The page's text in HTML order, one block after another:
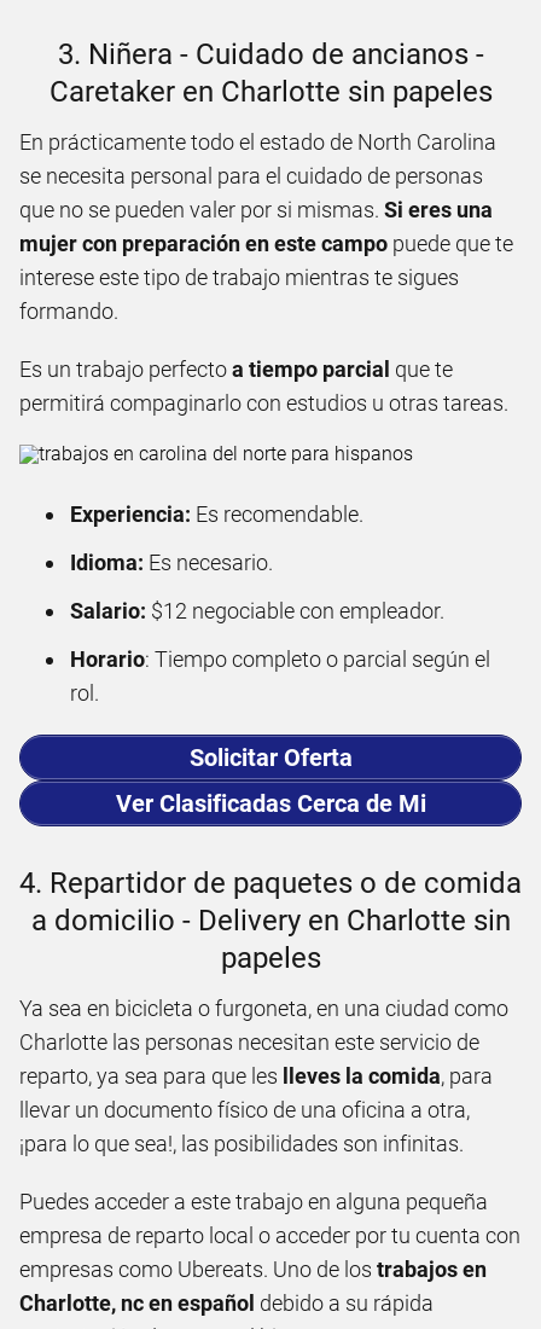
3. Niñera - Cuidado de ancianos -
Caretaker en Charlotte sin papeles
En prácticamente todo el estado de North Carolina
se necesita personal para el cuidado de personas
que no se pueden valer por si mismas. Si eres una
mujer con preparación en este campo puede que te
interese este tipo de trabajo mientras te sigues
formando.
Es un trabajo perfectoa tiempo parcial que te
permitirá compaginarlo con estudios u otras tareas.
Experiencia: Es recomendable.
Idioma: Es necesario.
Salario: $12 negociable con empleador.
Horario: Tiempo completo o parcial según el
rol.
Solicitar Oferta
Ver Clasificadas Cerca de Mi
4. Repartidor de paquetes o de comida
a domicilio - Delivery en Charlotte sin
papeles
Ya sea en bicicleta o furgoneta, en una ciudad como
Charlotte las personas necesitan este servicio de
reparto, ya sea para que les
lleves la comida, para
llevar un documento físico de una oficina a otra,
¡para lo que sea!, las posibilidades son infinitas.
Puedes acceder a este trabajo en alguna pequeña
empresa de reparto local o acceder por tu cuenta con
empresas como Ubereats. Uno de los trabajos en
Charlotte, nc en español debido a su rápida